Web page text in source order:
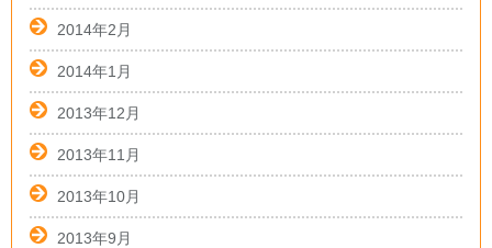
2014年2月
2014年1月
2013年12月
2013年11月
2013年10月
2013年9月